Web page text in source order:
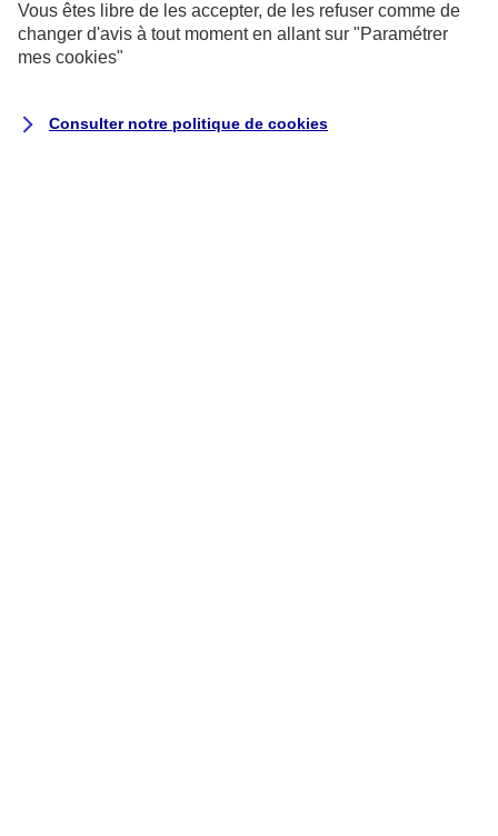
chaque assureur.
assureur avant la fin des travaux :
Vous êtes libre de les accepter, de les refuser comme de
changer d'avis à tout moment en allant sur "Paramétrer
mes cookies"
Consulter notre politique de cookies